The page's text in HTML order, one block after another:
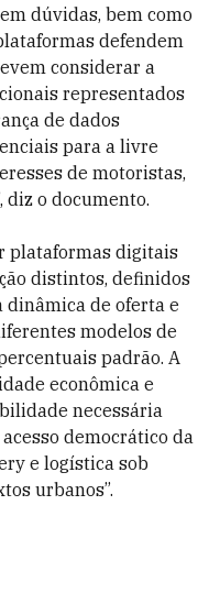
dúvidas, bem como
defendem
considerar a
representados
de dados
para a livre
de motoristas,
diz o documento.
plataformas digitais
distintos, definidos
dinâmica de oferta e
modelos de
padrão. A
econômica e
necessária
democrático da
e logística sob
urbanos”.